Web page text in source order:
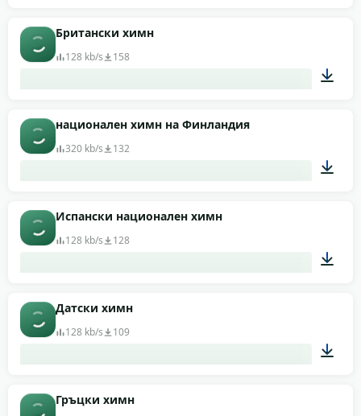
Британски химн
128 kb/s 158
национален химн на Финландия
320 kb/s 132
Испански национален химн
128 kb/s 128
Датски химн
128 kb/s 109
Гръцки химн